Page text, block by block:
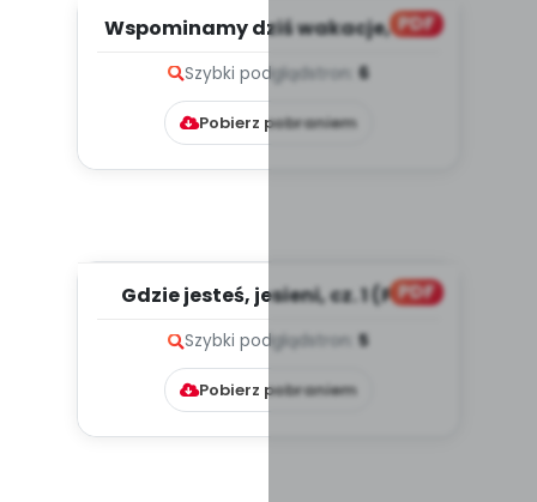
PDF
Wspominamy dziś wakacje, cz. 1
Szybki podglądstron: 6
Pobierz pobraniem
PDF
Gdzie jesteś, jesieni, cz. 1 (PD)
Szybki podgląd stron: 5
Pobierz pobraniem